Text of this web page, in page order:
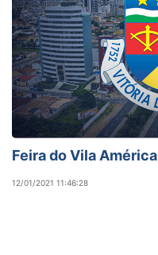
Feira do Vila América
12/01/2021 11:46:28